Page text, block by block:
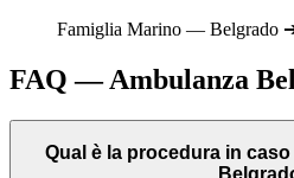
Famiglia Marino — Belgrado
FAQ — Ambulanza
Qual è la procedura in